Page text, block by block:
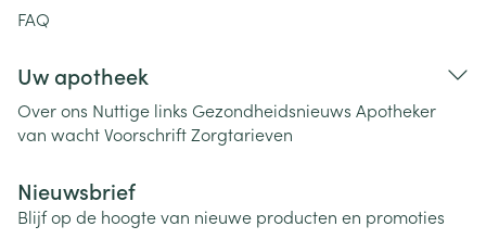
FAQ
Uw apotheek
Over ons Nuttige links Gezondheidsnieuws Apotheker
van wachtVoorschriftZorgtarieven
Nieuwsbrief
Blijf op de hoogte van nieuwe producten en promoties